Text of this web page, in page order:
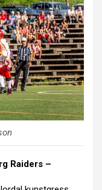
Raiders –